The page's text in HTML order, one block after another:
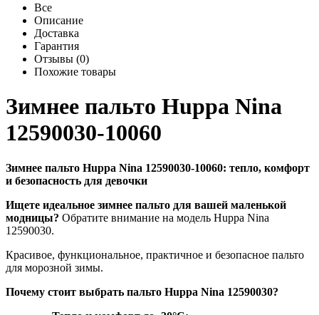
Все
Описание
Доставка
Гарантия
Отзывы (0)
Похожие товары
Зимнее пальто Huppa Nina
12590030-10060
Зимнее пальто Huppa Nina 12590030-10060: тепло, комфорт
и безопасность для девочки
Ищете идеальное зимнее пальто для вашей маленькой
модницы? Обратите внимание на модель Huppa Nina
12590030.
Красивое, функциональное, практичное и безопасное пальто
для морозной зимы.
Почему стоит выбрать пальто Huppa Nina 12590030?